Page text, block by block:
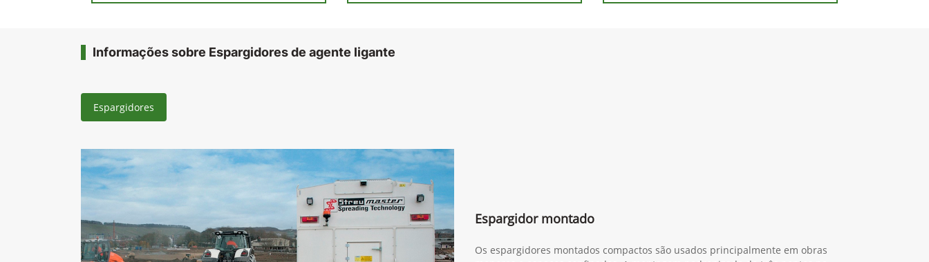
Informações sobre Espargidores de agente ligante
Espargidores
Espargidor montado
Os espargidores montados compactos são usados principalmente em obras